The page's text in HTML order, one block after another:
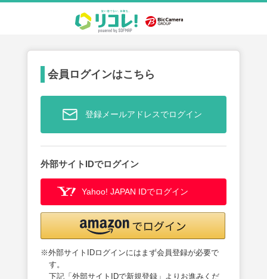
会員ログインはこちら
登録メールアドレスでログイン
外部サイトIDでログイン
Yahoo! JAPAN IDでログイン
※外部サイトIDログインにはまず会員登録が必要で
す。
下記「外部サイトIDで新規登録」よりお進みくだ